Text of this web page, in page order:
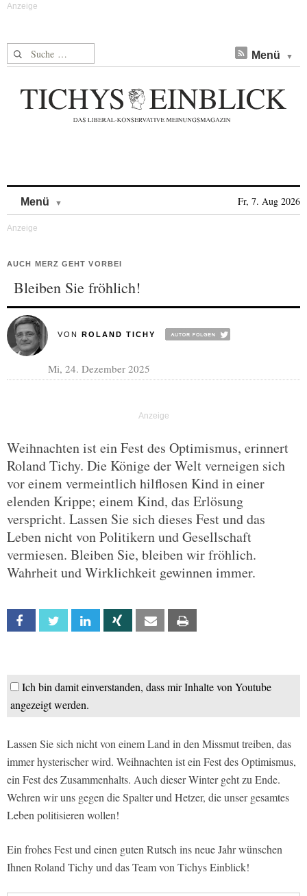
Suche nach: Menü
Menü Fr, 7. Aug 2026
AUCH MERZ GEHT VORBEI
Bleiben Sie fröhlich!
VON ROLAND TICHY
Mi, 24. Dezember 2025
Weihnachten ist ein Fest des Optimismus, erinnert
Roland Tichy. Die Könige der Welt verneigen sich
vor einem vermeintlich hilflosen Kind in einer
elenden Krippe; einem Kind, das Erlösung
verspricht. Lassen Sie sich dieses Fest und das
Leben nicht von Politikern und Gesellschaft
vermiesen. Bleiben Sie, bleiben wir fröhlich.
Wahrheit und Wirklichkeit gewinnen immer.
Facebook Twitter Linkedin Xing Email
Ich bin damit einverstanden, dass mir Inhalte von Youtube
angezeigt werden.
Lassen Sie sich nicht von einem Land in den Missmut treiben, das
immer hysterischer wird. Weihnachten ist ein Fest des Optimismus,
ein Fest des Zusammenhalts. Auch dieser Winter geht zu Ende.
Wehren wir uns gegen die Spalter und Hetzer, die unser gesamtes
Leben politisieren wollen!
Ein frohes Fest und einen guten Rutsch ins neue Jahr wünschen
Ihnen Roland Tichy und das Team von Tichys Einblick!